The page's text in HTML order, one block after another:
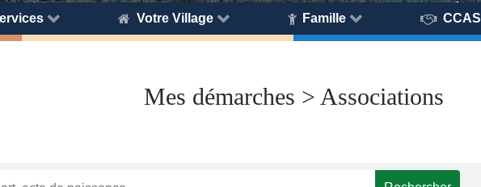
Votre Village Famille CCAS
Mes démarches > Associations